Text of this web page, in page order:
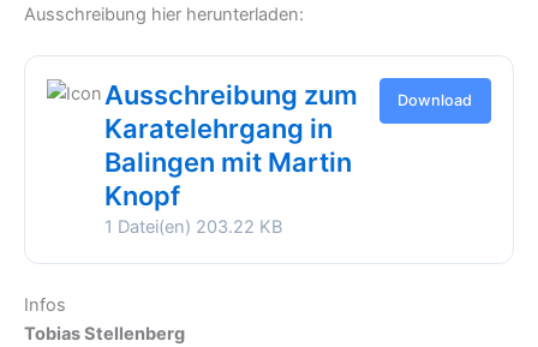
Ausschreibung hier herunterladen:
Ausschreibung zum
Karatelehrgang in
Balingen mit Martin
Knopf
1 Datei(en) 203.22 KB
Download
Infos
Tobias Stellenberg